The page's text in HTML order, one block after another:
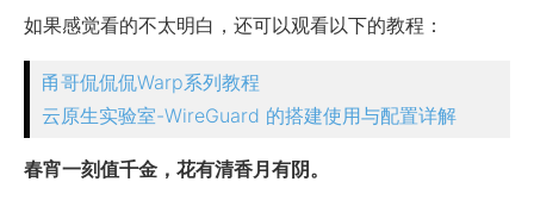
如果感觉看的不太明白，还可以观看以下的教程：
甬哥侃侃侃Warp系列教程
云原生实验室-WireGuard 的搭建使用与配置详解
春宵一刻值千金，花有清香月有阴。